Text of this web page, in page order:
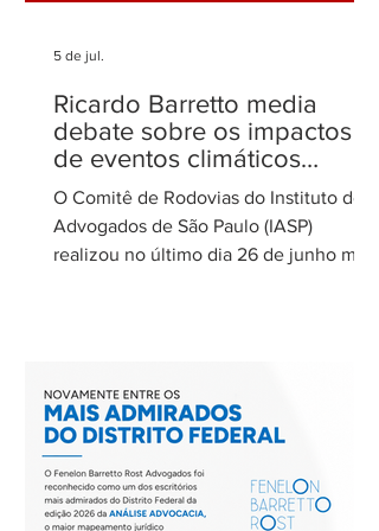
Ricardo Barretto media
debate sobre os impactos
de eventos climáticos
extremos nas concessões
de rodovias
O Comitê de Rodovias do Instituto dos
Advogados de São Paulo (IASP)
realizou no último dia 26 de junho mais
tratamento dos eventos climáticos
extremos nos contratos de concessão
rodoviária do Estado de São Paulo. A
reunião contou com a participação de
Cecília Thomé Alvarez, Subsecretária
5 de jul.